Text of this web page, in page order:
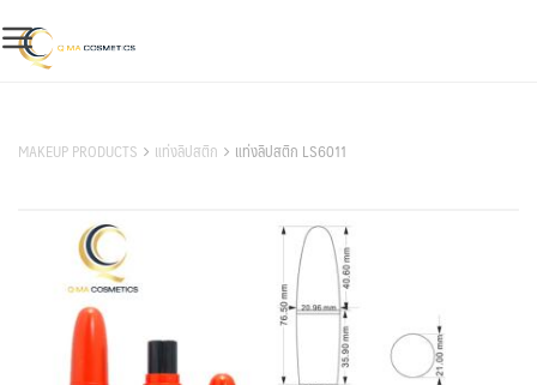
to
content
MAKEUP PRODUCTS แท่งลิปสติก แท่งลิปสติก LS6011